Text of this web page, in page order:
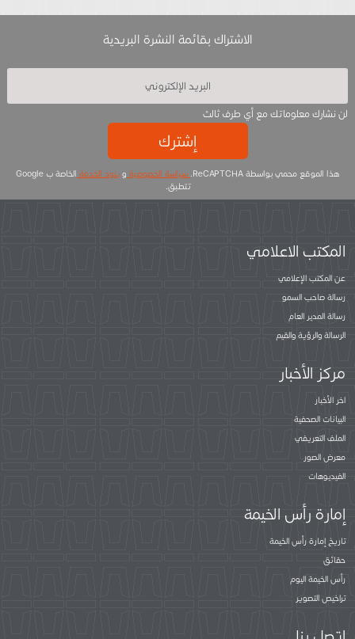
الاشتراك بقائمة النشرة البريدية
لن نشارك معلوماتك مع أي طرف ثالث
إشترك
هذا الموقع محمي بواسطة ReCAPTCHA. سياسة الخصوصية وبنود الخدمة
الخاصة ب Google
تتطبق.
المكتب الاعلامي
عن المكتب الإعلامي
رسالة صاحب السمو
رسالة المدير العام
الرسالة والرؤية والقيم
مركز الأخبار
اخر الأخبار
البيانات الصحفية
الملف التعريفي
معرض الصور
الفيديوهات
إمارة رأس الخيمة
تاريخ إمارة رأس الخيمة
حقائق
رأس الخيمة اليوم
تراخيص التصوير